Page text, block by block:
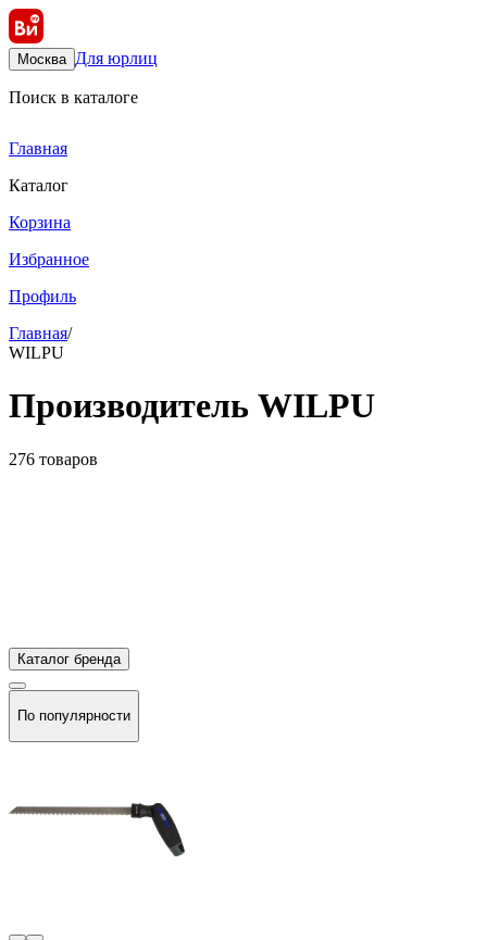
Москва Для юрлиц
Поиск в каталоге
Главная
Каталог
Корзина
Избранное
Профиль
Главная/
WILPU
Производитель WILPU
276 товаров
Каталог бренда
По популярности